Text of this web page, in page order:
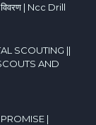
विवरण | Ncc Drill
SCOUTING ||
AND
PROMISE |